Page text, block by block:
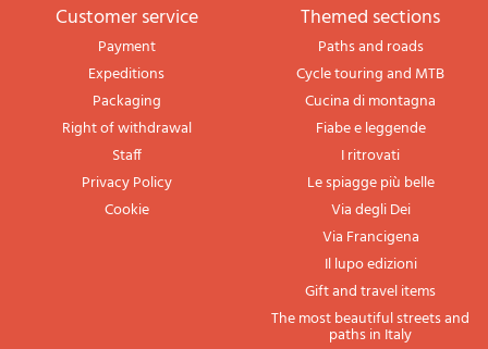
Customer service
Payment
Expeditions
Packaging
Right of withdrawal
Staff
Privacy Policy
Cookie
themed sections
Paths and roads
Cycle touring and MTB
Cucina di montagna
Fiabe e leggende
I ritrovati
Le spiagge più belle
Via degli Dei
Via Francigena
Il lupo edizioni
Gift and travel items
The most beautiful streets and
paths in Italy